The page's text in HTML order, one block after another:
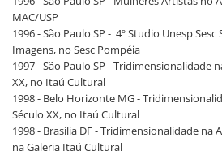
MAC/USP
1996 - São Paulo SP - 4º Studio Unesp
Imagens, no Sesc Pompéia
1997 - São Paulo SP - Tridimensionalidade
XX, no Itaú Cultural
1998 - Belo Horizonte MG -
Século XX, no Itaú Cultural
1998 - Brasília DF - Tridimensionalidade na
na Galeria Itaú Cultural